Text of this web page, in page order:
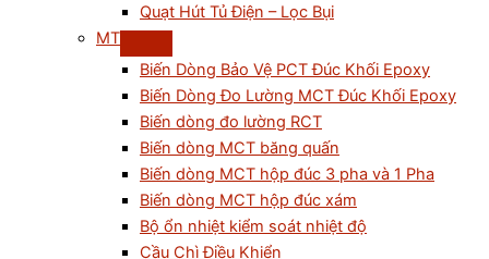
Quạt Hút Tủ Điện – Lọc Bụi
MT
Biến Dòng Bảo Vệ PCT Đúc Khối Epoxy
Biến Dòng Đo Lường MCT Đúc Khối Epoxy
Biến dòng đo lường RCT
Biến dòng MCT băng quấn
Biến dòng MCT hộp đúc 3 pha và 1 Pha
Biến dòng MCT hộp đúc xám
Bộ ổn nhiệt kiểm soát nhiệt độ
Cầu Chì Điều Khiển